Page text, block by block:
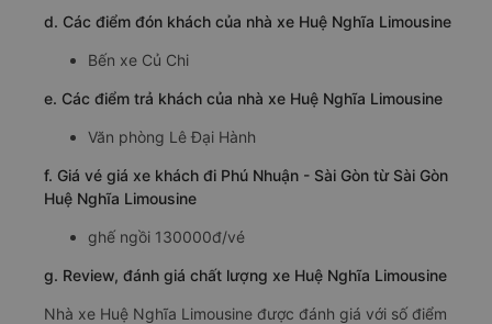
d. Các điểm đón khách của nhà xe Huệ Nghĩa Limousine
Bến xe Củ Chi
e. Các điểm trả khách của nhà xe Huệ Nghĩa Limousine
Văn phòng Lê Đại Hành
f. Giá vé giá xe khách đi Phú Nhuận - Sài Gòn từ Sài Gòn
Huệ Nghĩa Limousine
ghế ngồi 130000đ/vé
g. Review, đánh giá chất lượng xe Huệ Nghĩa Limousine
Nhà xe Huệ Nghĩa Limousine được đánh giá với số điểm